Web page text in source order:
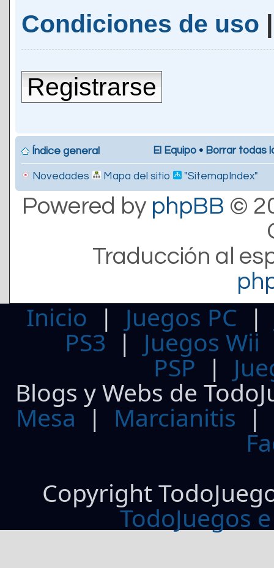
Condiciones de uso
Registrarse
Índice general El Equipo • Borrar todas
Novedades Mapa del sitio "SitemapIndex"
Powered by phpBB ©
Traducción al
Inicio | Juegos PC
PS3| Juegos Wii
PSP |
Blogs y Webs de
Mesa | Marcianitis |
Copyright
TodoJuegos